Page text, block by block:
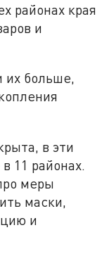
районах края
и
их больше,
в эти
11 районах.
меры
маски,
и